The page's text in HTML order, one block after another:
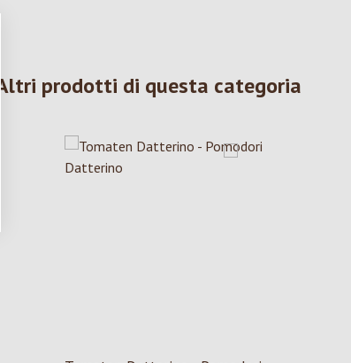
Altri prodotti di questa categoria